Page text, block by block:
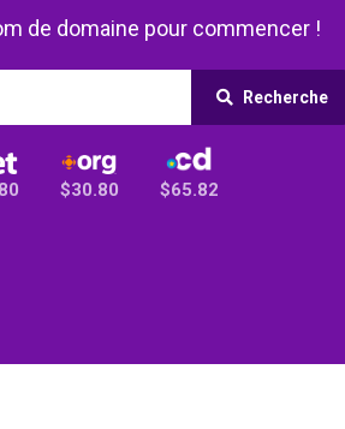
de domaine pour commencer !
Recherche
$30.80 $65.82